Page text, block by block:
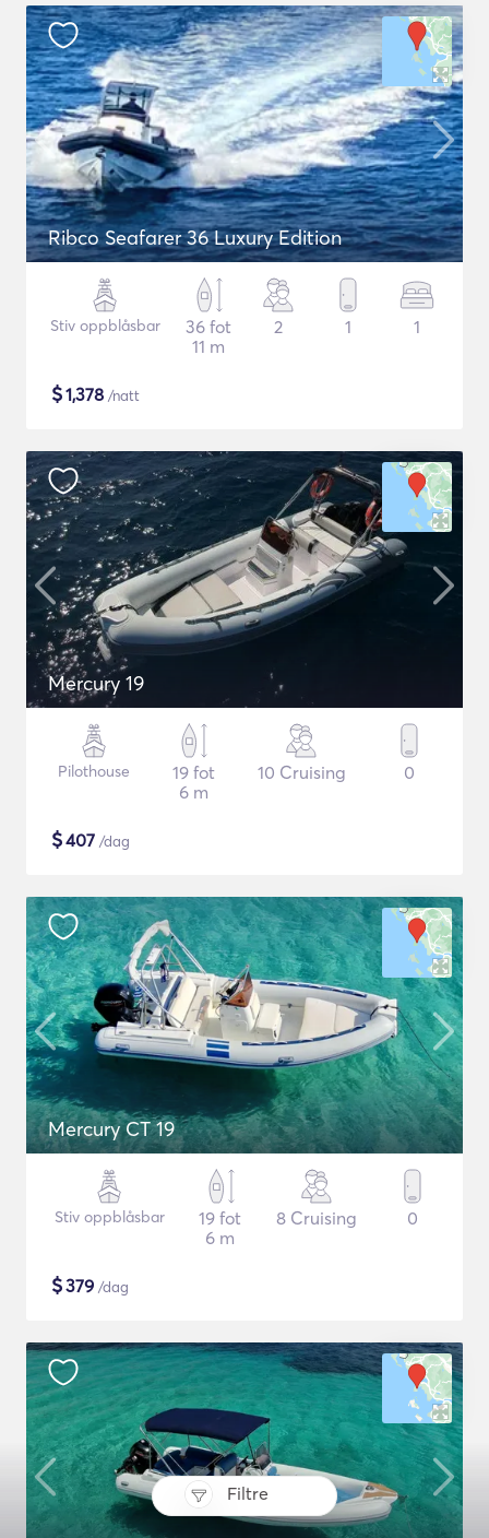
Filtre
Ribco Seafarer 36 Luxury Edition
Stiv oppblåsbar
36 fot
11 m
2 1 1
$1,378 /natt
Mercury 19
Pilothouse
19 fot
6 m
10 Cruising 0
$407 /dag
Mercury CT 19
Stiv oppblåsbar
19 fot
6 m
8 Cruising 0
$379 /dag